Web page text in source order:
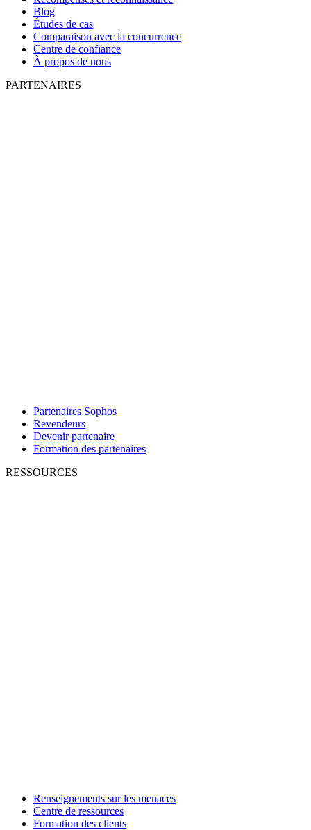
Blog
Études de cas
Comparaison avec la concurrence
Centre de confiance
À propos de nous
PARTENAIRES
Partenaires Sophos
Revendeurs
Devenir partenaire
Formation des partenaires
RESSOURCES
Renseignements sur les menaces
Centre de ressources
Formation des clients